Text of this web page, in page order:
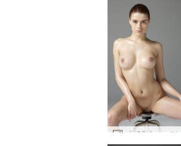
क्लो बॉडी बोनान्ज़ा #4